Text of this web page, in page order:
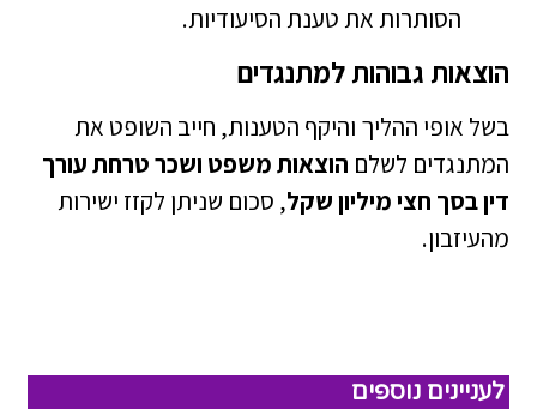
הסותרות את טענת הסיעודיות.
הוצאות גבוהות למתנגדים
בשל אופי ההליך והיקף הטענות, חייב השופט את
המתנגדים לשלם הוצאות משפט ושכר טרחת עורך
דין בסך חצי מיליון שקל, סכום שניתן לקזז ישירות
מהעיזבון.
לעניינים נוספים